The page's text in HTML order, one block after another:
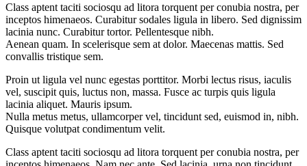
Class aptent taciti sociosqu ad litora torquent per conubia nostra, per
inceptos himenaeos. Curabitur sodales ligula in libero. Sed dignissim
lacinia nunc. Curabitur tortor. Pellentesque nibh.
Aenean quam. In scelerisque sem at dolor. Maecenas mattis. Sed
convallis tristique sem.
Proin ut ligula vel nunc egestas porttitor. Morbi lectus risus, iaculis
vel, suscipit quis, luctus non, massa. Fusce ac turpis quis ligula
lacinia aliquet. Mauris ipsum.
Nulla metus metus, ullamcorper vel, tincidunt sed, euismod in, nibh.
Quisque volutpat condimentum velit.
Class aptent taciti sociosqu ad litora torquent per conubia nostra, per